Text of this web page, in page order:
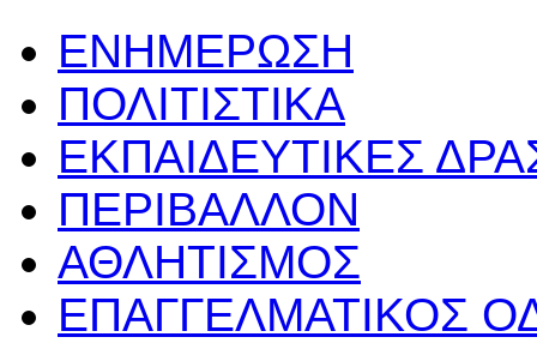
ΕΝΗΜΕΡΩΣΗ
ΠΟΛΙΤΙΣΤΙΚΑ
ΕΚΠΑΙΔΕΥΤΙΚΕΣ
ΠΕΡΙΒΑΛΛΟΝ
ΑΘΛΗΤΙΣΜΟΣ
ΕΠΑΓΓΕΛΜΑΤΙΚΟΣ